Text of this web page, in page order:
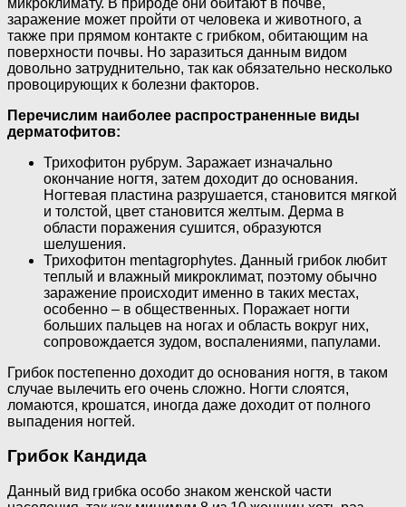
заражение может пройти от человека и животного, а
также при прямом контакте с грибком, обитающим на
поверхности почвы. Но заразиться данным видом
довольно затруднительно, так как обязательно несколько
провоцирующих к болезни факторов.
Перечислим наиболее распространенные виды
дерматофитов:
Трихофитон рубрум. Заражает изначально
окончание ногтя, затем доходит до основания.
Ногтевая пластина разрушается, становится мягкой
и толстой, цвет становится желтым. Дерма в
области поражения сушится, образуются
шелушения.
Трихофитон mentagrophytes. Данный грибок любит
теплый и влажный микроклимат, поэтому обычно
заражение происходит именно в таких местах,
особенно – в общественных. Поражает ногти
больших пальцев на ногах и область вокруг них,
сопровождается зудом, воспалениями, папулами.
Грибок постепенно доходит до основания ногтя, в таком
случае вылечить его очень сложно. Ногти слоятся,
ломаются, крошатся, иногда даже доходит от полного
выпадения ногтей.
Грибок Кандида
Данный вид грибка особо знаком женской части